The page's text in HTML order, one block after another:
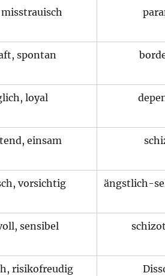
spontan
loyal
einsam
vorsichtig ängstlich-
sensibel
risikofreudig